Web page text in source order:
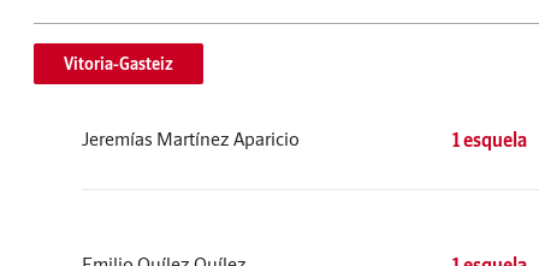
Vitoria-Gasteiz
Jeremías Martínez Aparicio 1 esquela